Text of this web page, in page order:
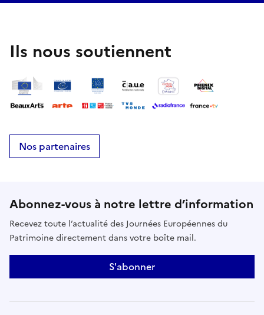
Ils nous soutiennent
Nos partenaires
Abonnez-vous à notre lettre d’information
Recevez toute l’actualité des Journées Européennes du
Patrimoine directement dans votre boîte mail.
S'abonner